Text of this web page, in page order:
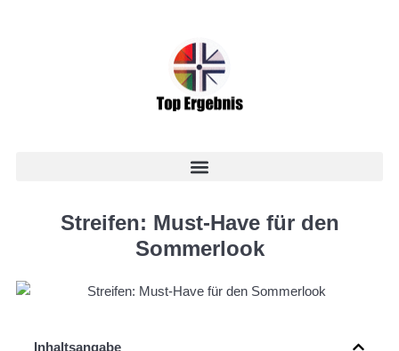
Streifen: Must-Have für den
Sommerlook
Inhaltsangabe